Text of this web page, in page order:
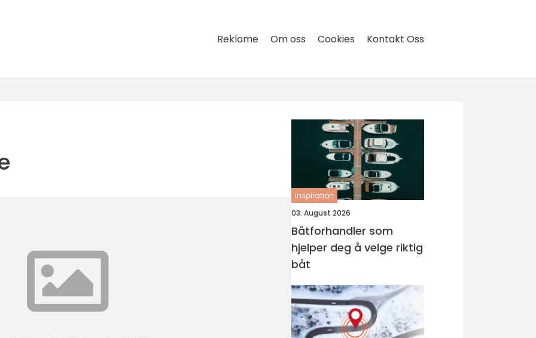
Reklame Om oss Cookies Kontakt Oss
inspiration
03. August 2026
Båtforhandler som
hjelper deg å velge riktig
båt